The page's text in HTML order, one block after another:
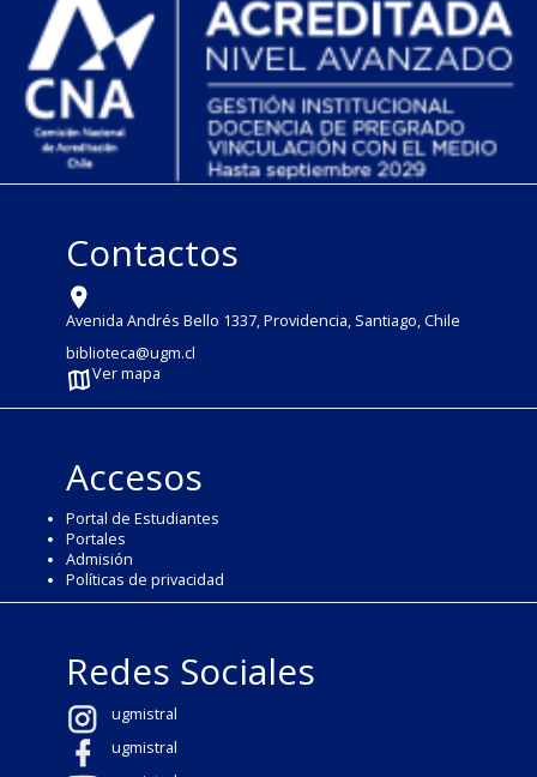
Contactos
Avenida Andrés Bello 1337, Providencia, Santiago, Chile
biblioteca@ugm.cl
Ver mapa
Accesos
Portal de Estudiantes
Portales
Admisión
Políticas de privacidad
Redes Sociales
ugmistral
ugmistral